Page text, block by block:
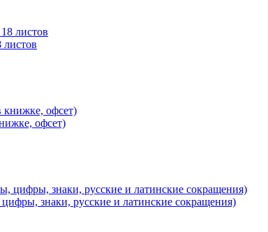
офсет)
знаки, русские и латинские сокращения)